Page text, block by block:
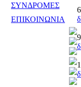
ΣΥΝΔΡΟΜΕΣ
ΕΠΙΚΟΙΝΩΝΙΑ
6
9